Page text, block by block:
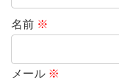
名前 ※
メール ※